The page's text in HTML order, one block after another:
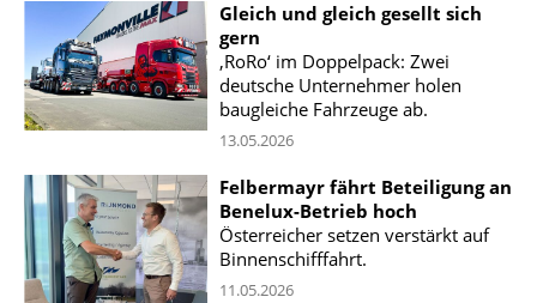
Gleich und gleich gesellt sich
gern
‚RoRo‘ im Doppelpack: Zwei
deutsche Unternehmer holen
baugleiche Fahrzeuge ab.
13.05.2026
Felbermayr fährt Beteiligung an
Benelux-Betrieb hoch
Österreicher setzen verstärkt auf
Binnenschifffahrt.
11.05.2026